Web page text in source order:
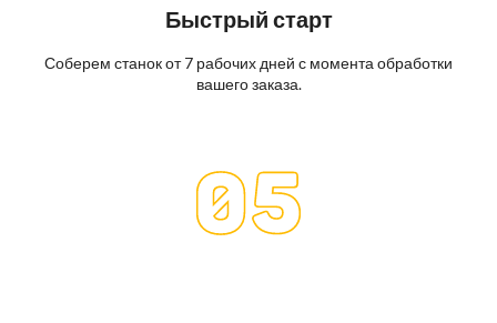
Быстрый старт
Соберем станок от 7 рабочих дней с момента обработки
вашего заказа.